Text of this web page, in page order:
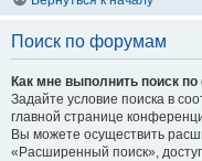
Поиск по форумам
Как мне выполнить поиск
Задайте условие поиска в
главной странице
Вы можете осуществить
«Расширенный поиск»,